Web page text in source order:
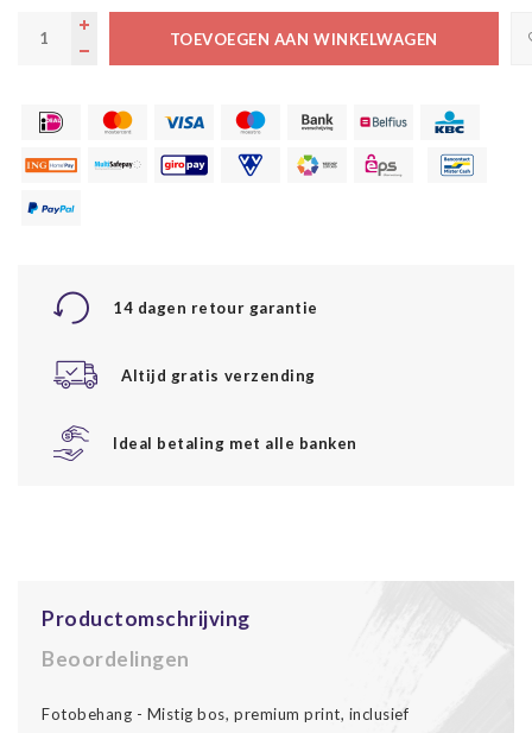
TOEVOEGEN AAN WINKELWAGEN
14 dagen retour garantie
Altijd gratis verzending
Ideal betaling met alle banken
Productomschrijving
Beoordelingen
Fotobehang - Mistig bos, premium print, inclusief